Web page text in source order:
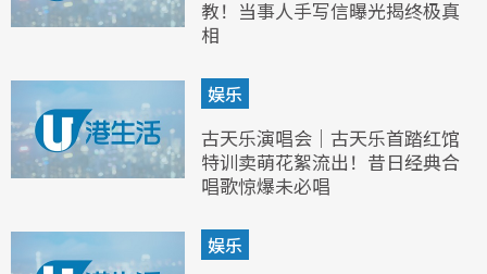
教！当事人手写信曝光揭终极真
相
娱乐
古天乐演唱会｜古天乐首踏红馆
特训卖萌花絮流出！昔日经典合
唱歌惊爆未必唱
娱乐